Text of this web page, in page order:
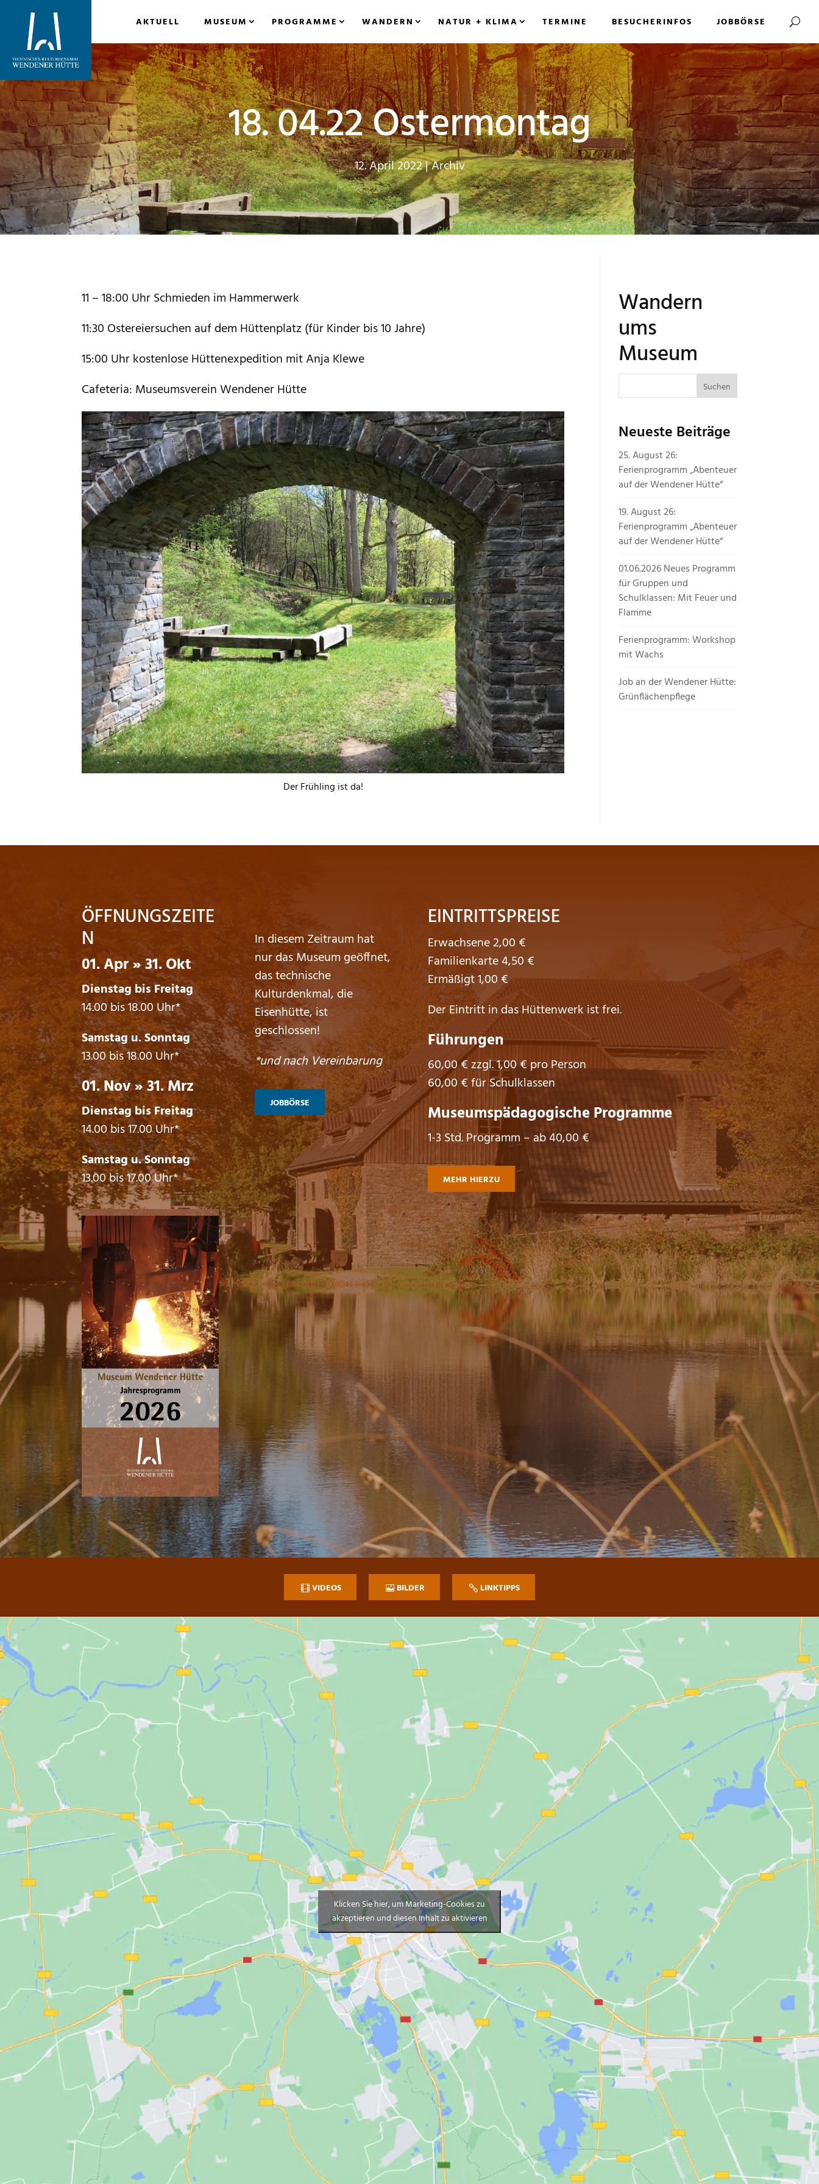
AKTUELL MUSEUM PROGRAMME WANDERN NATUR + KLIMA TERMINE BESUCHERINFOS JOBBÖRSE
18. 04.22 Ostermontag
12. April 2022|Archiv
11 – 18:00 Uhr Schmieden im Hammerwerk
11:30 Ostereiersuchen auf dem Hüttenplatz (für Kinder bis 10 Jahre)
15:00 Uhr kostenlose Hüttenexpedition mit Anja Klewe
Cafeteria: Museumsverein Wendener Hütte
Der Frühling ist da!
Wandern
ums
Museum
Neueste Beiträge
25. August 26:
Ferienprogramm „Abenteuer
auf der Wendener Hütte“
19. August 26:
Ferienprogramm „Abenteuer
auf der Wendener Hütte“
01.06.2026 Neues Programm
für Gruppen und
Schulklassen: Mit Feuer und
Flamme
Ferienprogramm: Workshop
mit Wachs
Job an der Wendener Hütte:
Grünflächenpflege
ÖFFNUNGSZEITE
N
01. Apr » 31. Okt
Dienstag bis Freitag
14.00 bis 18.00 Uhr*
Samstag u. Sonntag
13.00 bis 18.00 Uhr*
01. Nov » 31. Mrz
Dienstag bis Freitag
14.00 bis 17.00 Uhr*
Samstag u. Sonntag
13.00 bis 17.00 Uhr*
In diesem Zeitraum hat
nur das Museum geöffnet,
das technische
Kulturdenkmal, die
Eisenhütte, ist
geschlossen!
*und nach Vereinbarung
JOBBÖRSE
EINTRITTSPREISE
Erwachsene 2,00 €
Familienkarte 4,50 €
Ermäßigt 1,00 €
Der Eintritt in das Hüttenwerk ist frei.
Führungen
60,00 € zzgl. 1,00 € pro Person
60,00 € für Schulklassen
Museumspädagogische Programme
1-3 Std. Programm – ab 40,00 €
MEHR HIERZU
VIDEOS BILDER LINKTIPPS
Klicken Sie hier, um Marketing-Cookies zu
akzeptieren und diesen Inhalt zu aktivieren